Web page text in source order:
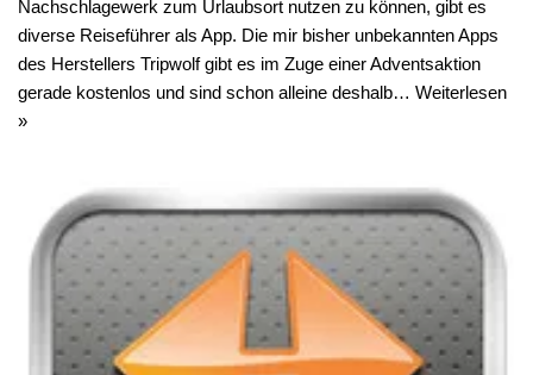
Nachschlagewerk zum Urlaubsort nutzen zu können, gibt es
diverse Reiseführer als App. Die mir bisher unbekannten Apps
des Herstellers Tripwolf gibt es im Zuge einer Adventsaktion
gerade kostenlos und sind schon alleine deshalb… Weiterlesen
»